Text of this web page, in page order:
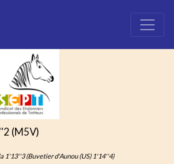
(M5V)
1'13''3 (Buvetier d'Aunou (US) 1'14''4)